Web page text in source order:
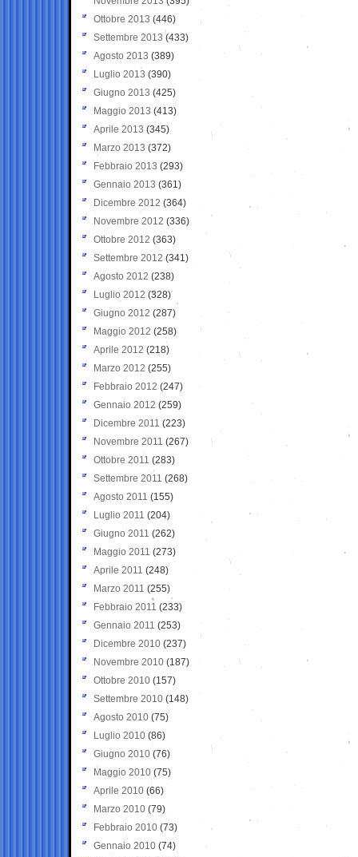
Ottobre 2013 (446)
Settembre 2013 (433)
Agosto 2013 (389)
Luglio 2013 (390)
Giugno 2013 (425)
Maggio 2013 (413)
Aprile 2013 (345)
Marzo 2013 (372)
Febbraio 2013 (293)
Gennaio 2013 (361)
Dicembre 2012 (364)
Novembre 2012 (336)
Ottobre 2012 (363)
Settembre 2012 (341)
Agosto 2012 (238)
Luglio 2012 (328)
Giugno 2012 (287)
Maggio 2012 (258)
Aprile 2012 (218)
Marzo 2012 (255)
Febbraio 2012 (247)
Gennaio 2012 (259)
Dicembre 2011 (223)
Novembre 2011 (267)
Ottobre 2011 (283)
Settembre 2011 (268)
Agosto 2011 (155)
Luglio 2011 (204)
Giugno 2011 (262)
Maggio 2011 (273)
Aprile 2011 (248)
Marzo 2011 (255)
Febbraio 2011 (233)
Gennaio 2011 (253)
Dicembre 2010 (237)
Novembre 2010 (187)
Ottobre 2010 (157)
Settembre 2010 (148)
Agosto 2010 (75)
Luglio 2010 (86)
Giugno 2010 (76)
Maggio 2010 (75)
Aprile 2010 (66)
Marzo 2010 (79)
Febbraio 2010 (73)
Gennaio 2010 (74)